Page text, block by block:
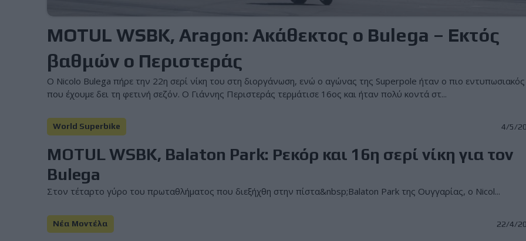
MOTUL WSBK, Aragon: Ακάθεκτος ο Bulega – Εκτός
βαθμών ο Περιστεράς
Ο Nicolo Bulega πήρε την 22η σερί νίκη του στη διοργάνωση, ενώ ο αγώνας της Superpole ήταν ο πιο εντυπωσιακός
που έχουμε δει τη φετινή σεζόν. Ο Γιάννης Περιστεράς τερμάτισε 16ος και ήταν πολύ κοντά στ...
World Superbike 4/5/
MOTUL WSBK, Balaton Park: Ρεκόρ και 16η σερί νίκη για τον
Bulega
Στον τέταρτο γύρο του πρωταθλήματος που διεξήχθη στην πίστα&nbsp;Balaton Park της Ουγγαρίας, ο Nicol...
Νέα Μοντέλα 22/4/